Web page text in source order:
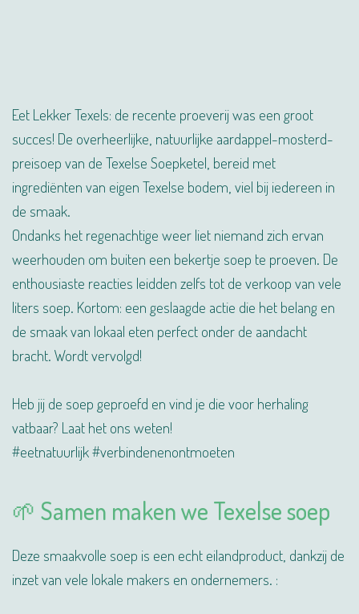
Eet Lekker Texels: de recente proeverij was een groot
succes! De overheerlijke, natuurlijke aardappel-mosterd-
preisoep van de Texelse Soepketel, bereid met
ingrediënten van eigen Texelse bodem, viel bij iedereen in
de smaak.
Ondanks het regenachtige weer liet niemand zich ervan
weerhouden om buiten een bekertje soep te proeven. De
enthousiaste reacties leidden zelfs tot de verkoop van vele
liters soep. Kortom: een geslaagde actie die het belang en
de smaak van lokaal eten perfect onder de aandacht
bracht. Wordt vervolgd!
Heb jij de soep geproefd en vind je die voor herhaling
vatbaar? Laat het ons weten!
#eetnatuurlijk #verbindenenontmoeten
🌱 Samen maken we Texelse soep
Deze smaakvolle soep is een echt eilandproduct, dankzij de
inzet van vele lokale makers en ondernemers. :